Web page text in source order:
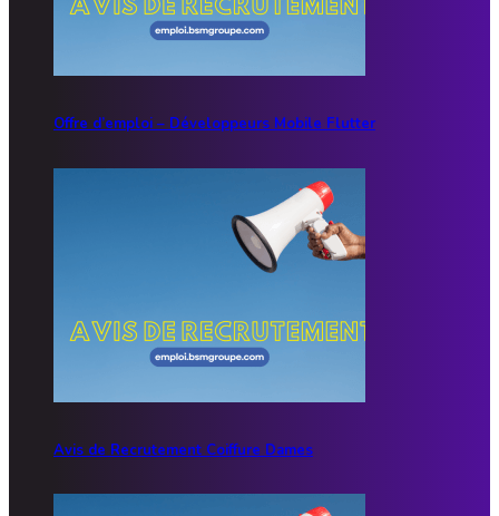
Offre d’emploi – Développeurs Mobile Flutter
Avis de Recrutement Coiffure Dames